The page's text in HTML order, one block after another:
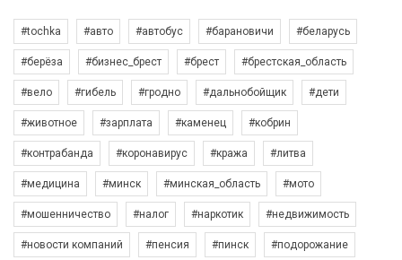
#tochka #авто #автобус #барановичи #беларусь
#берёза #бизнес_брест #брест #брестская_область
#вело #гибель #гродно #дальнобойщик #дети
#животное #зарплата #каменец #кобрин
#контрабанда #коронавирус #кража #литва
#медицина #минск #минская_область #мото
#мошенничество #налог #наркотик #недвижимость
#новости компаний #пенсия #пинск #подорожание